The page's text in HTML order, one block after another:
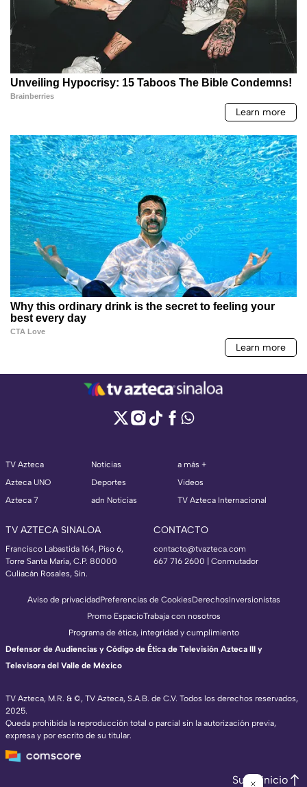
TV Azteca
Azteca UNO
Azteca 7
Noticias
Deportes
adn Noticias
a más +
Videos
TV Azteca Internacional
TV AZTECA SINALOA
Francisco Labastida 164, Piso 6,
Torre Santa María, C.P. 80000
Culiacán Rosales, Sin.
CONTACTO
contacto@tvazteca.com
667 716 2600 | Conmutador
TV Azteca, M.R. & ©, TV Azteca, S.A.B. de C.V. Todos los derechos reservados,
2025.
Queda prohibida la reproducción total o parcial sin la autorización previa,
expresa y por escrito de su titular.
Aviso de privacidadPreferencias de CookiesDerechosInversionistas
Promo EspacioTrabaja con nosotros
Programa de ética, integridad y cumplimiento
Defensor de Audiencias y Código de Ética de Televisión Azteca III y
Televisora del Valle de México
Subir inicio